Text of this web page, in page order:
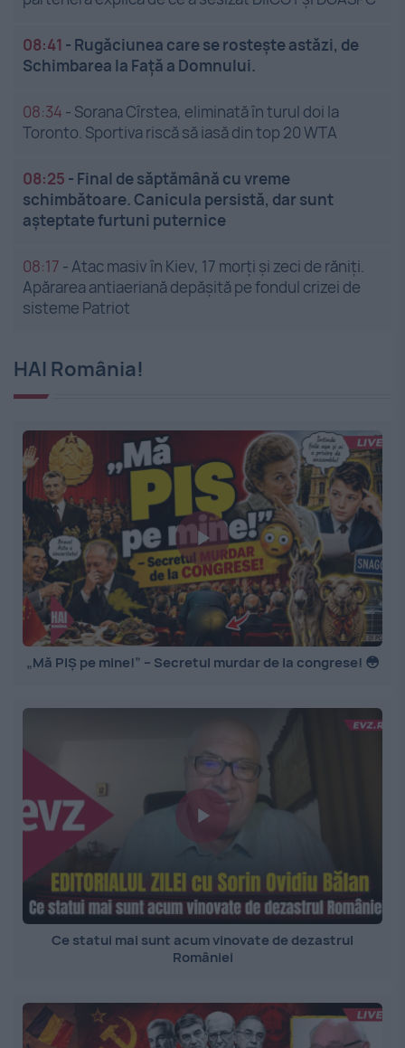
08:41 - Rugăciunea care se rostește astăzi, de
Schimbarea la Față a Domnului.
08:34 - Sorana Cîrstea, eliminată în turul doi la
Toronto. Sportiva riscă să iasă din top 20 WTA
08:25 - Final de săptămână cu vreme
schimbătoare. Canicula persistă, dar sunt
așteptate furtuni puternice
08:17 -Atac masiv în Kiev, 17 morți și zeci de răniți.
Apărarea antiaeriană depășită pe fondul crizei de
sisteme Patriot
HAI România!
„Mă PIȘ pe mine!” – Secretul murdar de la congrese! 😳
Ce statui mai sunt acum vinovate de dezastrul
României